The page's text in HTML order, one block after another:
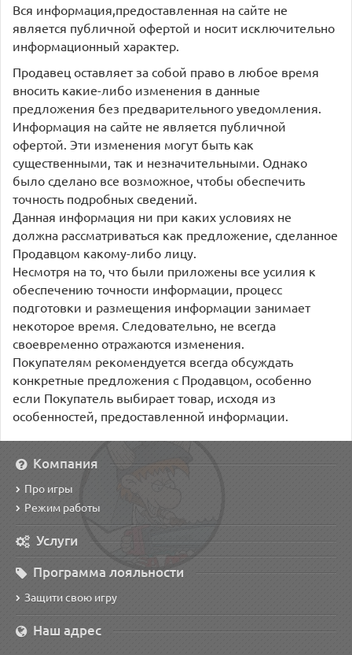
Вся информация,предоставленная на сайте не
является публичной офертой и носит исключительно
информационный характер.
Продавец оставляет за собой право в любое время
вносить какие-либо изменения в данные
предложения без предварительного уведомления.
Информация на сайте не является публичной
офертой. Эти изменения могут быть как
существенными, так и незначительными. Однако
было сделано все возможное, чтобы обеспечить
точность подробных сведений.
Данная информация ни при каких условиях не
должна рассматриваться как предложение, сделанное
Продавцом какому-либо лицу.
Несмотря на то, что были приложены все усилия к
обеспечению точности информации, процесс
подготовки и размещения информации занимает
некоторое время. Следовательно, не всегда
своевременно отражаются изменения.
Покупателям рекомендуется всегда обсуждать
конкретные предложения с Продавцом, особенно
если Покупатель выбирает товар, исходя из
особенностей, предоставленной информации.
Компания
Про игры
Режим работы
Услуги
Программа лояльности
Защити свою игру
Наш адрес